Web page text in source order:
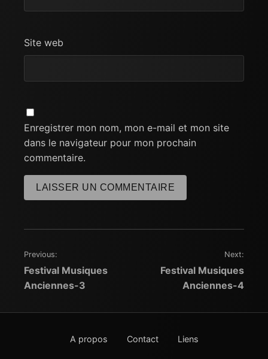
Site web
Enregistrer mon nom, mon e-mail et mon site
dans le navigateur pour mon prochain
commentaire.
Navigation
de
Previous:
Festival Musiques
Anciennes-3
Next:
Festival Musiques
Anciennes-4
A propos Contact Liens